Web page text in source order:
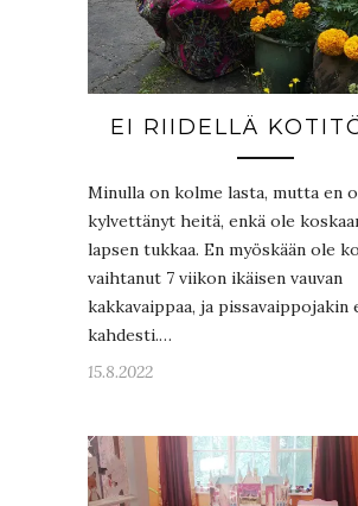
EI RIIDELLÄ
Minulla on kolme lasta, mutta en
kylvettänyt heitä, enkä ole
lapsen tukkaa. En myöskään ole
vaihtanut 7 viikon ikäisen vauvan
kakkavaippaa, ja pissavaippojakin
kahdesti.…
15.8.2022